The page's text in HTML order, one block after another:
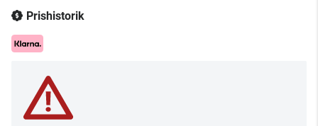
Prishistorik